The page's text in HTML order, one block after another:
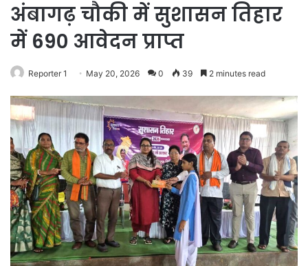
अंबागढ़ चौकी में सुशासन तिहार
में 690 आवेदन प्राप्त
Reporter 1 May 20, 2026 0 39 2 minutes read